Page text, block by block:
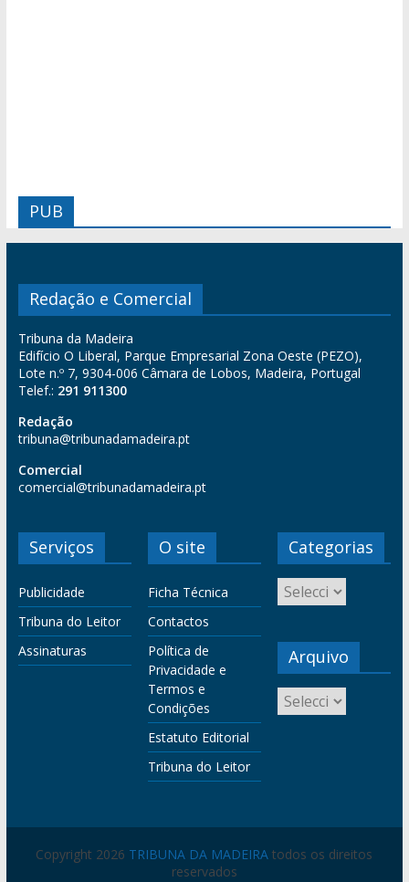
PUB
Redação e Comercial
Tribuna da Madeira
Edifício O Liberal, Parque Empresarial Zona Oeste (PEZO),
Lote n.º 7, 9304-006 Câmara de Lobos, Madeira, Portugal
Telef.: 291 911300
Redação
tribuna@tribunadamadeira.pt
Comercial
comercial@tribunadamadeira.pt
Serviços
Publicidade
Tribuna do Leitor
Assinaturas
O site
Ficha Técnica
Contactos
Política de
Privacidade e
Termos e
Condições
Estatuto Editorial
Tribuna do Leitor
Categorias
Arquivo
Copyright 2026 TRIBUNA DA MADEIRA todos os direitos
reservados